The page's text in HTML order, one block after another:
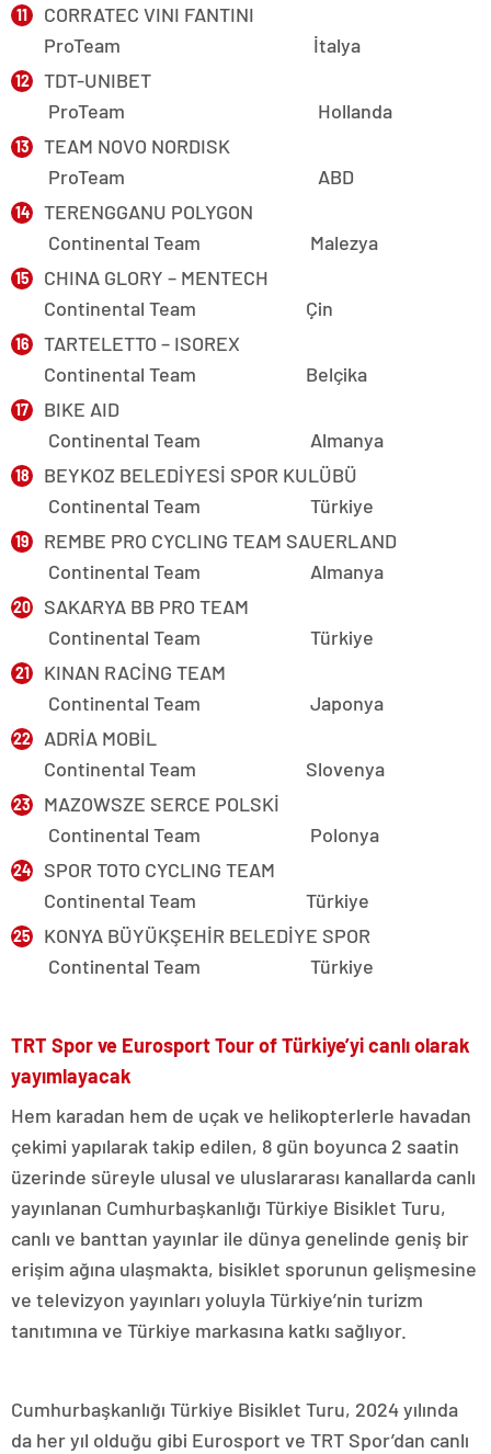
CORRATEC VINI FANTINI
ProTeam İtalya
TDT-UNIBET
ProTeam Hollanda
TEAM NOVO NORDISK
ProTeam ABD
TERENGGANU POLYGON
Continental Team Malezya
CHINA GLORY – MENTECH
Continental Team Çin
TARTELETTO – ISOREX
Continental Team Belçika
BIKE AID
Continental Team Almanya
BEYKOZ BELEDİYESİ SPOR KULÜBÜ
Continental Team Türkiye
REMBE PRO CYCLING TEAM SAUERLAND
Continental Team Almanya
SAKARYA BB PRO TEAM
Continental Team Türkiye
KINAN RACİNG TEAM
Continental Team Japonya
ADRİA MOBİL
Continental Team Slovenya
MAZOWSZE SERCE POLSKİ
Continental Team Polonya
SPOR TOTO CYCLING TEAM
Continental Team Türkiye
KONYA BÜYÜKŞEHİR BELEDİYE SPOR
Continental Team Türkiye
TRT Spor ve Eurosport Tour of Türkiye’yi canlı olarak
yayımlayacak
Hem karadan hem de uçak ve helikopterlerle havadan
çekimi yapılarak takip edilen, 8 gün boyunca 2 saatin
üzerinde süreyle ulusal ve uluslararası kanallarda canlı
yayınlanan Cumhurbaşkanlığı Türkiye Bisiklet Turu,
canlı ve banttan yayınlar ile dünya genelinde geniş bir
erişim ağına ulaşmakta, bisiklet sporunun gelişmesine
ve televizyon yayınları yoluyla Türkiye’nin turizm
tanıtımına ve Türkiye markasına katkı sağlıyor.
Cumhurbaşkanlığı Türkiye Bisiklet Turu, 2024 yılında
da her yıl olduğu gibi Eurosport ve TRT Spor’dan canlı